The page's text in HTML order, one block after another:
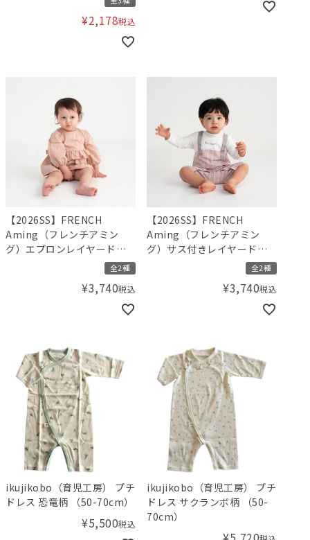
¥2,178税込
【2026SS】FRENCH
Aming（フレンチアミン
グ）エプロンレイヤード風
全2種
¥3,740税込
【2026SS】FRENCH
Aming（フレンチアミン
グ）サス付きレイヤード風
全2種
¥3,740税込
ikujikobo（育児工房） プチ
ドレス 恐竜柄 （50-70cm）
¥5,500税込
ikujikobo（育児工房） プチ
ドレス サクランボ柄 （50-
70cm）